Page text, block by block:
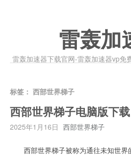
雷轰加
雷轰加速器下载官网-雷轰加速器vp免
标签： 西部世界梯子
西部世界梯子电脑版下载
2025年1月16日 西部世界梯子
西部世界梯子被称为通往未知世界